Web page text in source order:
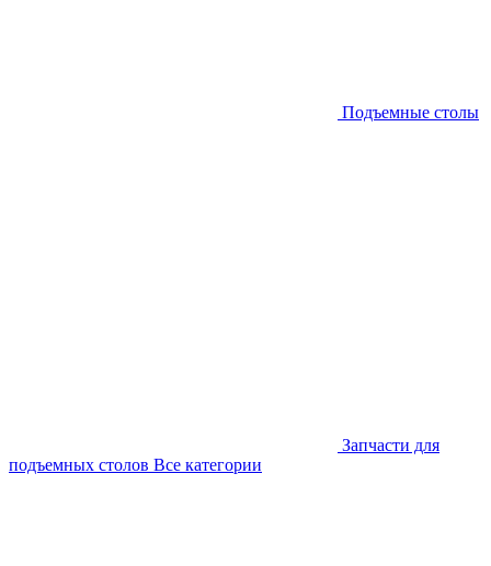
Подъемные столы
Запчасти для
подъемных столов Все категории